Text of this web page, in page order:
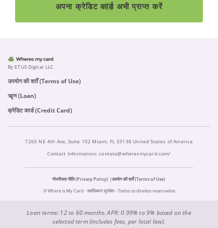
अपना क्रेडिट कार्ड अभी प्राप्त करें
By ETUS Digital LLC
उपयोग की शर्तें (Terms of Use)
ऋृण (Loan)
क्रेडिट कार्ड (Credit Card)
7265 NE 4th Ave, Suite 102 Miami, FL 33138 United States of America
Contact Information:contato@wheresmycard.com/
गोपनीयता नीति (Privacy Policy)
उपयोग की शर्तें (Terms of Use)
© Where is My Card - सर्वाधिकार सुरक्षित - Todos os direitos reservados
Loan terms: 12 to 60 months. APR: 0.99% to 9% based on the
selected term (includes fees, per local law).